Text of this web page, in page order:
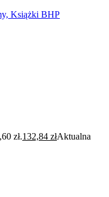
Książki BHP
zł.132,84 złAktualna